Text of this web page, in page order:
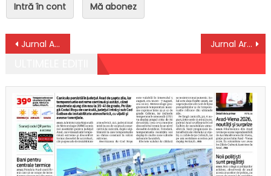
Intră în cont Mă abonez
Navigare în articole
Jurnal Arădean 27.01.2026 Jurnal Arădean 29.01.2026